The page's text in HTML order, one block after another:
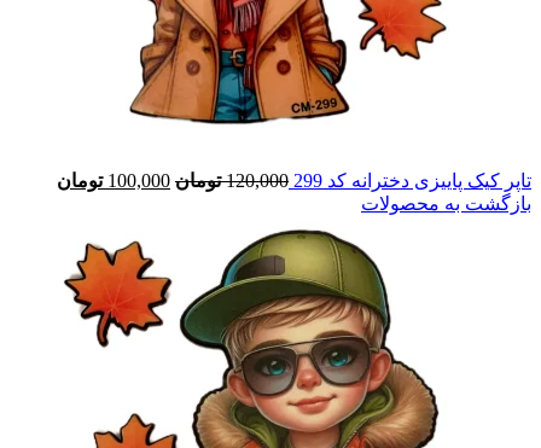
تاپر کیک پاییزی دخترانه کد 299 120,000 تومان 100,000 تومان
بازگشت به محصولات